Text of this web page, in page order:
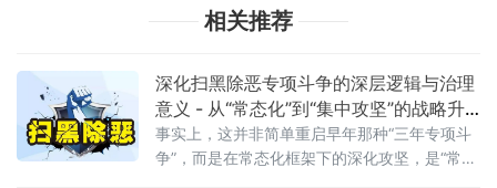
相关推荐
深化扫黑除恶专项斗争的深层逻辑与治理
意义 - 从“常态化”到“集中攻坚”的战略升
级
事实上，这并非简单重启早年那种“三年专项斗
争”，而是在常态化框架下的深化攻坚，是“常态